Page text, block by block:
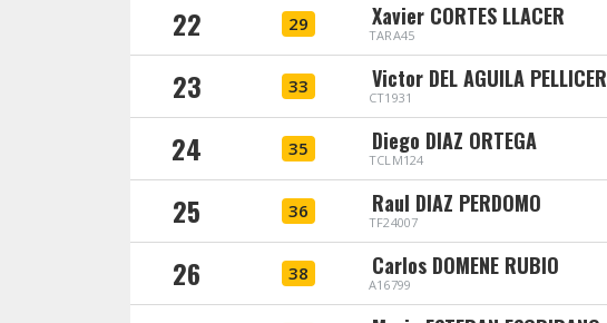
22 29 Xavier CORTES LLACER
TARA45
23 33 Victor DEL AGUILA PELLICER
CT1931
24 35 Diego DIAZ ORTEGA
TCLM124
25 36 Raul DIAZ PERDOMO
TF24007
26 38 Carlos DOMENE RUBIO
A16799